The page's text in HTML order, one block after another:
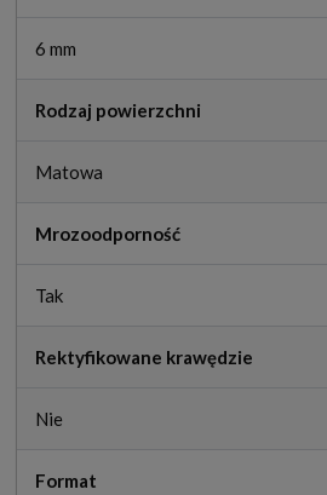
6 mm
Rodzaj powierzchni
Matowa
Mrozoodporność
Tak
Rektyfikowane krawędzie
Nie
Format